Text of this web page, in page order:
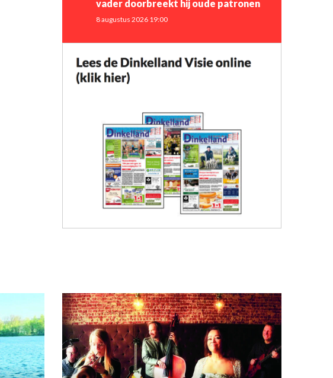
vader doorbreekt hij oude patronen
8 augustus 2026 19:00